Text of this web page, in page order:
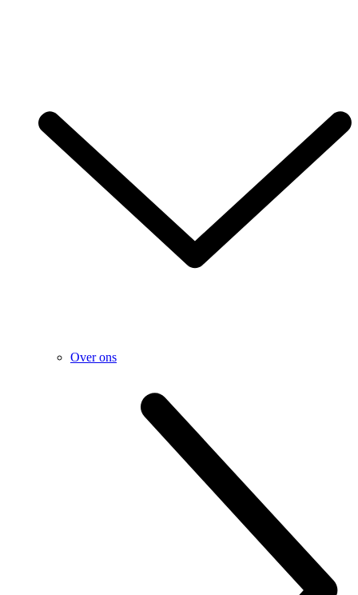
Over ons